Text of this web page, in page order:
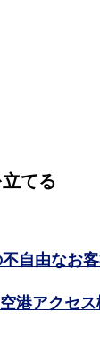
てる
自由なお
港アクセス